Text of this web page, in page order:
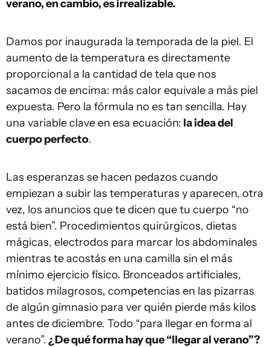
verano, en cambio, es irrealizable.
Damos por inaugurada la temporada de la piel. El
aumento de la temperatura es directamente
proporcional a la cantidad de tela que nos
sacamos de encima: más calor equivale a más piel
expuesta. Pero la fórmula no es tan sencilla. Hay
una variable clave en esa ecuación: la idea del
cuerpo perfecto.
Las esperanzas se hacen pedazos cuando
empiezan a subir las temperaturas y aparecen, otra
vez, los anuncios que te dicen que tu cuerpo “no
está bien”. Procedimientos quirúrgicos, dietas
mágicas, electrodos para marcar los abdominales
mientras te acostás en una camilla sin el más
mínimo ejercicio físico. Bronceados artificiales,
batidos milagrosos, competencias en las pizarras
de algún gimnasio para ver quién pierde más kilos
antes de diciembre. Todo “para llegar en forma al
verano”.¿De qué forma hay que “llegar al verano”?